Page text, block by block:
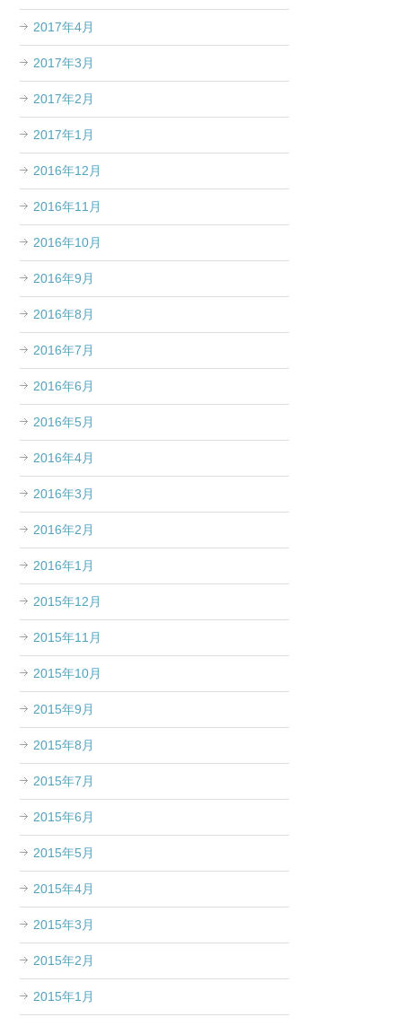
2017年4月
2017年3月
2017年2月
2017年1月
2016年12月
2016年11月
2016年10月
2016年9月
2016年8月
2016年7月
2016年6月
2016年5月
2016年4月
2016年3月
2016年2月
2016年1月
2015年12月
2015年11月
2015年10月
2015年9月
2015年8月
2015年7月
2015年6月
2015年5月
2015年4月
2015年3月
2015年2月
2015年1月